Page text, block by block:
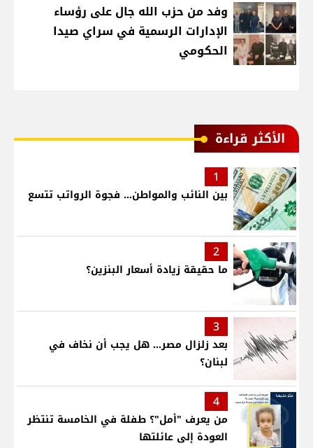
وفد من حزب الله جال على رؤساء
الإدارات الرسمية في سراي صيدا
الحكومي
الأكثر قراءة
1
بين النائب والمواطن... فجوة الرواتب تتسع
2
ما حقيقة زيادة أسعار البنزين؟
3
بعد زلزال مصر... هل يجب أن نخاف في
لبنان؟
4
من يعرف "أمل"؟ طفلة في الخامسة تنتظر
العودة إلى عائلتها